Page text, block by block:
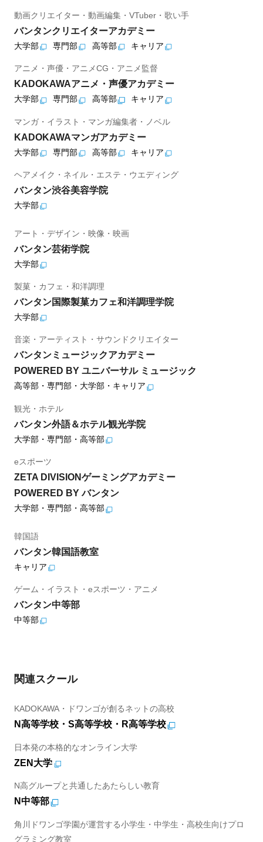
動画クリエイター・動画編集・VTuber・歌い手
バンタンクリエイターアカデミー
大学部 専門部 高等部 キャリア
アニメ・声優・アニメCG・アニメ監督
KADOKAWAアニメ・声優アカデミー
大学部 専門部 高等部 キャリア
マンガ・イラスト・マンガ編集者・ノベル
KADOKAWAマンガアカデミー
大学部 専門部 高等部 キャリア
ヘアメイク・ネイル・エステ・ウエディング
バンタン渋谷美容学院
大学部
アート・デザイン・映像・映画
バンタン芸術学院
大学部
製菓・カフェ・和洋調理
バンタン国際製菓カフェ和洋調理学院
大学部
音楽・アーティスト・サウンドクリエイター
バンタンミュージックアカデミー
POWERED BY ユニバーサル ミュージック
高等部・専門部・大学部・キャリア
観光・ホテル
バンタン外語＆ホテル観光学院
大学部・専門部・高等部
eスポーツ
ZETA DIVISIONゲーミングアカデミー
POWERED BY バンタン
大学部・専門部・高等部
韓国語
バンタン韓国語教室
キャリア
ゲーム・イラスト・eスポーツ・アニメ
バンタン中等部
中等部
関連スクール
KADOKAWA・ドワンゴが創るネットの高校
N高等学校・S高等学校・R高等学校
日本発の本格的なオンライン大学
ZEN大学
N高グループと共通したあたらしい教育
N中等部
角川ドワンゴ学園が運営する小学生・中学生・高校生向けプロ
グラミング教室